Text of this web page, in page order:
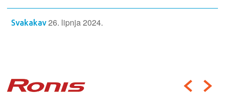
Svakakav 26. lipnja 2024.